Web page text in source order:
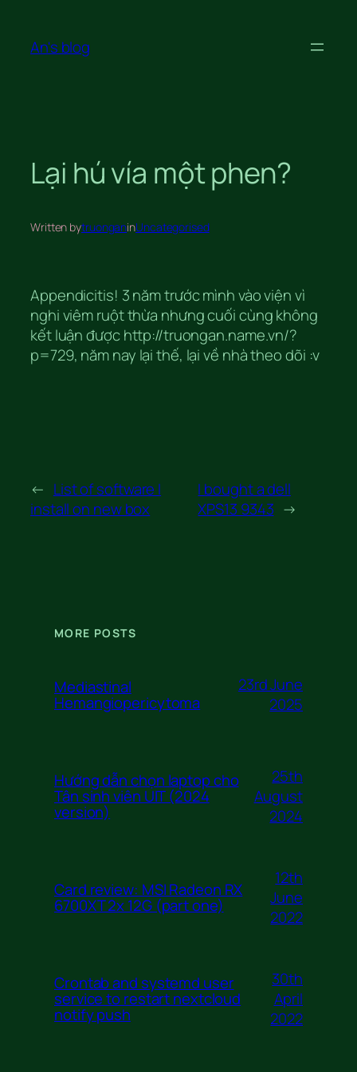
content
An's blog
Lại hú vía một phen?
Written bytruonganinUncategorised
Appendicitis! 3 năm trước mình vào viện vì
nghi viêm ruột thừa nhưng cuối cùng không
kết luận được http://truongan.name.vn/?
p=729, năm nay lại thế, lại về nhà theo dõi :v
← List of software I
install on new box
I bought a dell
XPS13 9343 →
MORE POSTS
Mediastinal
Hemangiopericytoma
23rd June
2025
Hướng dẫn chọn laptop cho
Tân sinh viên UIT (2024
version)
25th
August
2024
Card review: MSI Radeon RX
6700XT 2x 12G (part one)
12th
June
2022
Crontab and systemd user
service to restart nextcloud
notify push
30th
April
2022